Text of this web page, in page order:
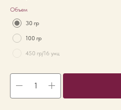
Объем
30 гр
100 гр
450 гр/16 унц